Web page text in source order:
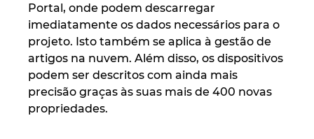
Portal, onde podem descarregar
imediatamente os dados necessários para o
projeto. Isto também se aplica à gestão de
artigos na nuvem. Além disso, os dispositivos
podem ser descritos com ainda mais
precisão graças às suas mais de 400 novas
propriedades.